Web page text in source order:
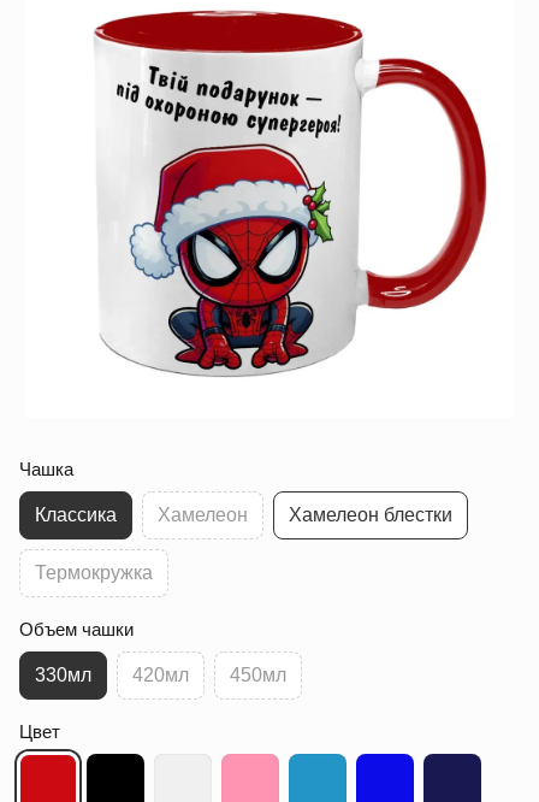
Чашка
Классика Хамелеон Хамелеон блестки
Термокружка
Объем чашки
330мл 420мл 450мл
Цвет